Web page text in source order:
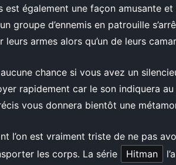
est également une façon amusante
groupe d’ennemis en patrouille
leurs armes alors qu’un de leurs
aucune chance si vous avez un
rapidement car le son indiquera
vous donnera bientôt une
l’on est vraiment triste de ne pas
les corps. La série
Hitman